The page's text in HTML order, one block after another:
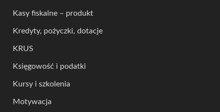
Kasy fiskalne – produkt
Kredyty, pożyczki, dotacje
KRUS
Księgowość i podatki
Kursy i szkolenia
Motywacja